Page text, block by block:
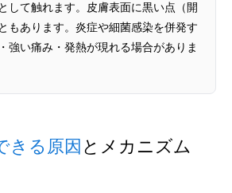
して触れます。皮膚表面に黒い点（開
もあります。炎症や細菌感染を併発す
強い痛み・発熱が現れる場合がありま
きる原因 とメカニズム